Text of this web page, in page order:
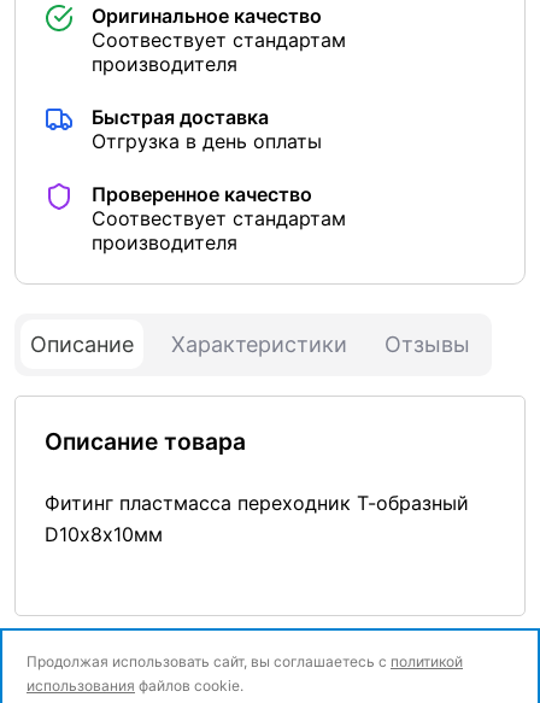
Оригинальное качество
Соотвествует стандартам
производителя
Быстрая доставка
Отгрузка в день оплаты
Проверенное качество
Соотвествует стандартам
производителя
Описание Характеристики Отзывы
Описание товара
Фитинг пластмасса переходник Т-образный
D10х8х10мм
Продолжая использовать сайт, вы соглашаетесь с политикой
использования файлов cookie.